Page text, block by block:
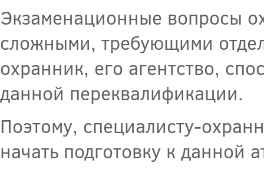
Экзаменационные вопросы
сложными, требующими
охранник, его агентство,
данной переквалификации.
Поэтому, специалисту-
начать подготовку к данной